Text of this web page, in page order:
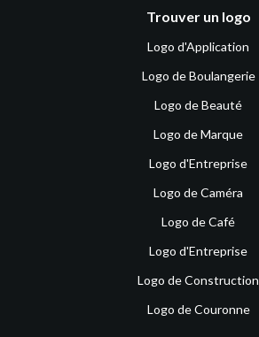
Trouver un logo
Logo d'Application
Logo de Boulangerie
Logo de Beauté
Logo de Marque
Logo d'Entreprise
Logo de Caméra
Logo de Café
Logo d'Entreprise
Logo de Construction
Logo de Couronne